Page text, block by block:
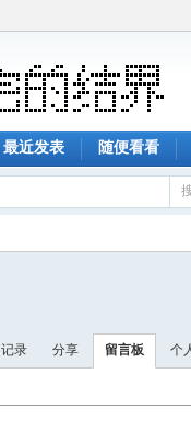
最近发表 随便看看
记录 分享 留言板 个